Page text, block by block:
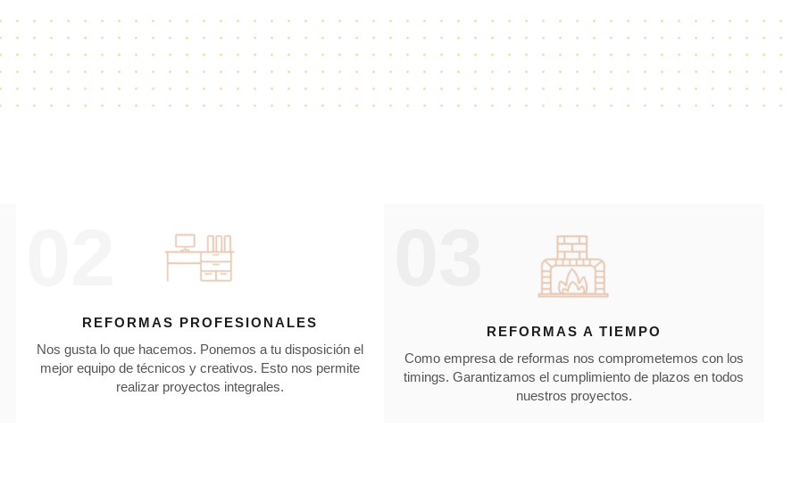
REFORMAS PROFESIONALES
Nos gusta lo que hacemos. Ponemos a tu disposición el
mejor equipo de técnicos y creativos. Esto nos permite
realizar proyectos integrales.
REFORMAS A TIEMPO
Como empresa de reformas nos comprometemos con los
timings. Garantizamos el cumplimiento de plazos en todos
nuestros proyectos.